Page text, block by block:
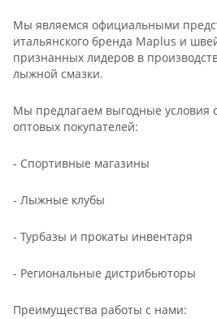
Мы являемся официальными
итальянского бренда Maplus и
признанных лидеров в
лыжной смазки.
Мы предлагаем выгодные условия
оптовых покупателей:
- Спортивные магазины
- Лыжные клубы
- Турбазы и прокаты инвентаря
- Региональные дистрибьюторы
Преимущества работы с нами: